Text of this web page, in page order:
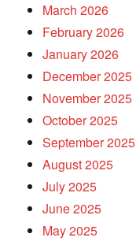
March 2026
February 2026
January 2026
December 2025
November 2025
October 2025
September 2025
August 2025
July 2025
June 2025
May 2025